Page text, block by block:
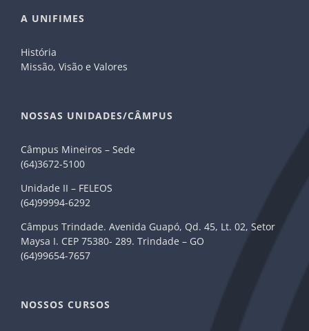
A UNIFIMES
História
Missão, Visão e Valores
NOSSAS UNIDADES/CÂMPUS
Câmpus Mineiros – Sede
(64)3672-5100
Unidade II – FELEOS
(64)99994-6292
Câmpus Trindade. Avenida Guapó, Qd. 45, Lt. 02, Setor
Maysa I. CEP 75380- 289. Trindade – GO
(64)99654-7657
NOSSOS CURSOS